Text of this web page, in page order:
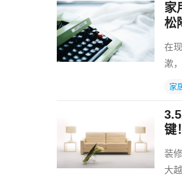
家
松
在
漱
家
键！
装
大